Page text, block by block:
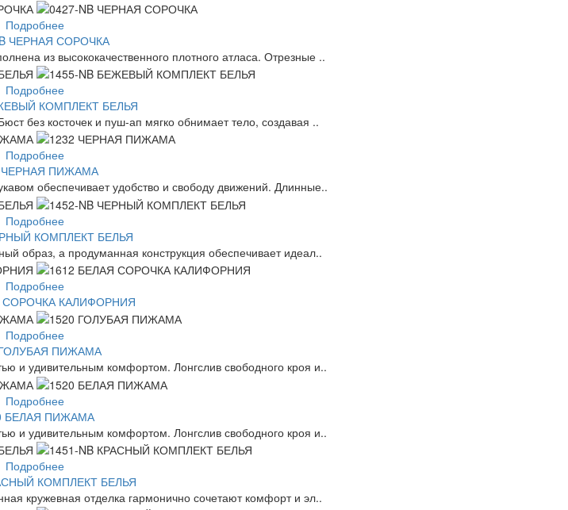
Подробнее
ЧЕРНАЯ СОРОЧКА
из высококачественного плотного атласа. Отрезные ..
Подробнее
КОМПЛЕКТ БЕЛЬЯ
без косточек и пуш-ап мягко обнимает тело, создавая ..
Подробнее
ЧЕРНАЯ ПИЖАМА
обеспечивает удобство и свободу движений. Длинные..
Подробнее
КОМПЛЕКТ БЕЛЬЯ
образ, а продуманная конструкция обеспечивает идеал..
Подробнее
СОРОЧКА КАЛИФОРНИЯ
Подробнее
ПИЖАМА
и удивительным комфортом. Лонгслив свободного кроя и..
Подробнее
БЕЛАЯ ПИЖАМА
и удивительным комфортом. Лонгслив свободного кроя и..
Подробнее
КОМПЛЕКТ БЕЛЬЯ
кружевная отделка гармонично сочетают комфорт и эл..